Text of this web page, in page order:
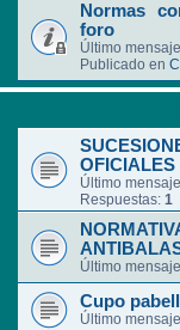
Normas
foro
Último
Publicado en
Último
Respuestas: 1
Último
Cupo
Último